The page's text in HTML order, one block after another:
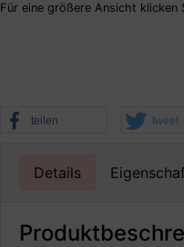
Für eine größere Ansicht klicken
teilen tweet
Details